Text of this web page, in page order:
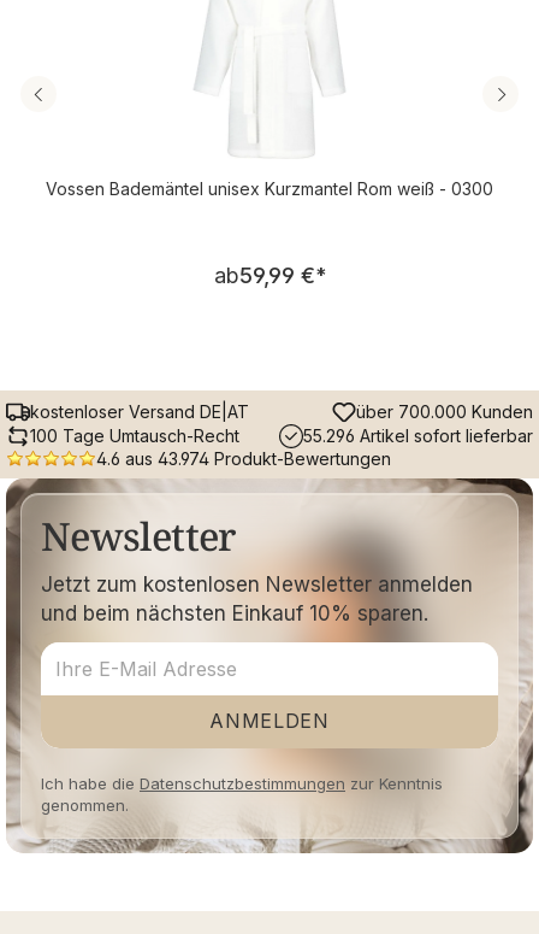
Vossen Bademäntel unisex Kurzmantel Rom weiß - 0300
Regulärer Preis:
ab59,99 €*
kostenloser Versand DE|AT
über 700.000 Kunden
100 Tage Umtausch-Recht
55.296 Artikel sofort lieferbar
4.6 aus 43.974 Produkt-Bewertungen
Newsletter
Jetzt zum kostenlosen Newsletter anmelden
und beim nächsten Einkauf 10% sparen.
ANMELDEN
Ich habe die Datenschutzbestimmungen zur Kenntnis
genommen.